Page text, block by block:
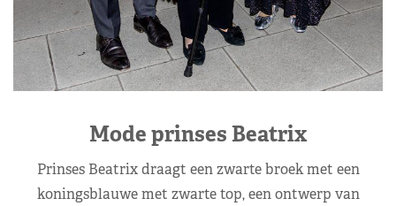
Mode prinses Beatrix
Prinses Beatrix draagt een zwarte broek met een
koningsblauwe met zwarte top, een ontwerp van